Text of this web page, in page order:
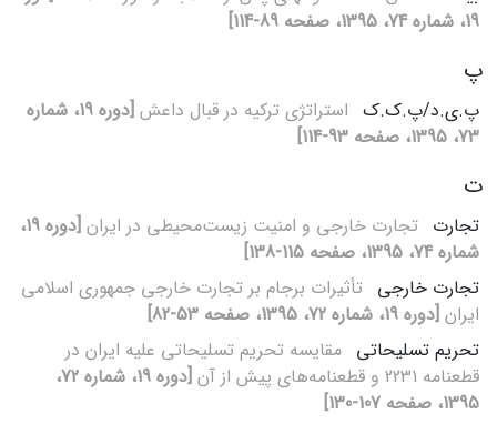
19، شماره 74، 1395، صفحه 89-114]
پ
پ.ی.د/پ.ک.ک استراتژی ترکیه در قبال داعش
[دوره 19، شماره
73، 1395، صفحه 93-114]
ت
تجارت تجارت خارجی و امنیت زیست‌محیطی در ایران
[دوره 19،
شماره 74، 1395، صفحه 115-138]
تجارت خارجی تأثیرات برجام بر تجارت خارجی جمهوری اسلامی
ایران [دوره 19، شماره 72، 1395، صفحه 53-82]
تحریم تسلیحاتی مقایسه تحریم تسلیحاتی علیه ایران در
قطعنامه 2231 و قطعنامه‌های پیش از آن
[دوره 19، شماره 72،
1395، صفحه 107-130]